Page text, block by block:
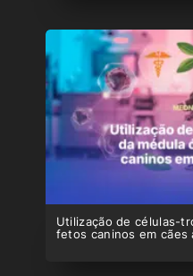
Utilização de células-
fetos caninos em cães